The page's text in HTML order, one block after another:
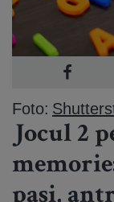
Foto:
Jocul 2